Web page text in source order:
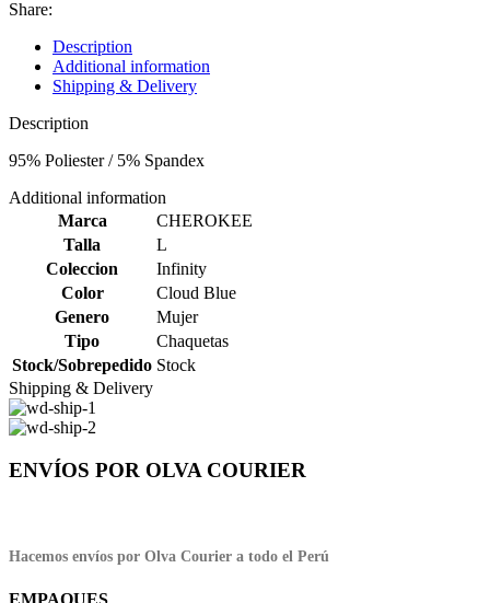
Share:
Description
Additional information
Shipping & Delivery
Description
95% Poliester / 5% Spandex
Additional information
Marca
CHEROKEE
Talla
L
Coleccion
Infinity
Color
Cloud Blue
Genero
Mujer
Tipo
Chaquetas
Stock/Sobrepedido Stock
Shipping & Delivery
ENVÍOS POR OLVA COURIER
Hacemos envíos por Olva Courier a todo el Perú